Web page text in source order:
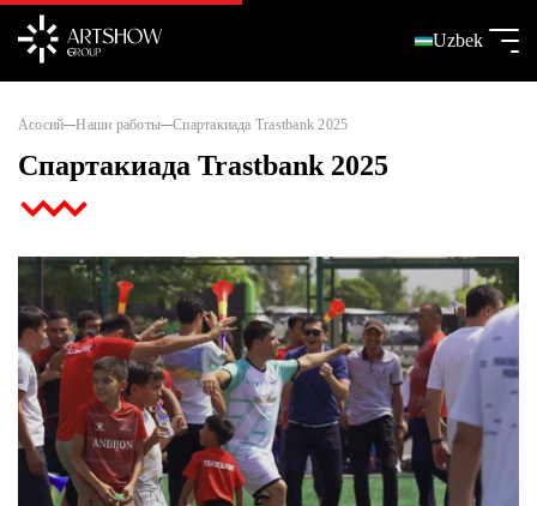
Uzbek
Асосий Наши работы Спартакиада Trastbank 2025
Спартакиада Trastbank 2025